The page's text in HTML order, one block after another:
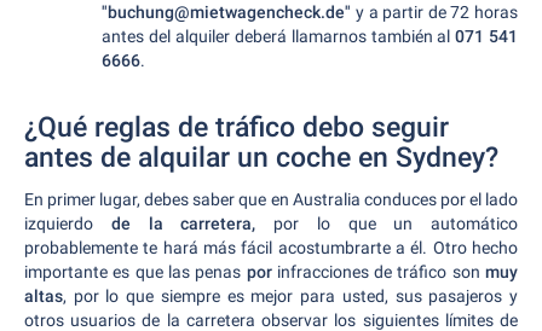
"buchung@mietwagencheck.de" y a partir de 72 horas
antes del alquiler deberá llamarnos también al071 541
6666.
¿Qué reglas de tráfico debo seguir
antes de alquilar un coche en Sydney?
En primer lugar, debes saber que en Australia conduces por el lado
izquierdo de la carretera, por lo que un automático
probablemente te hará más fácil acostumbrarte a él. Otro hecho
importante es que las penas porinfracciones de tráfico son muy
altas, por lo que siempre es mejor para usted, sus pasajeros y
otros usuarios de la carretera observar los siguientes límites de